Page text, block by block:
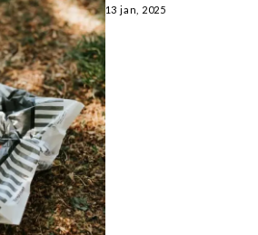
13 jan, 2025